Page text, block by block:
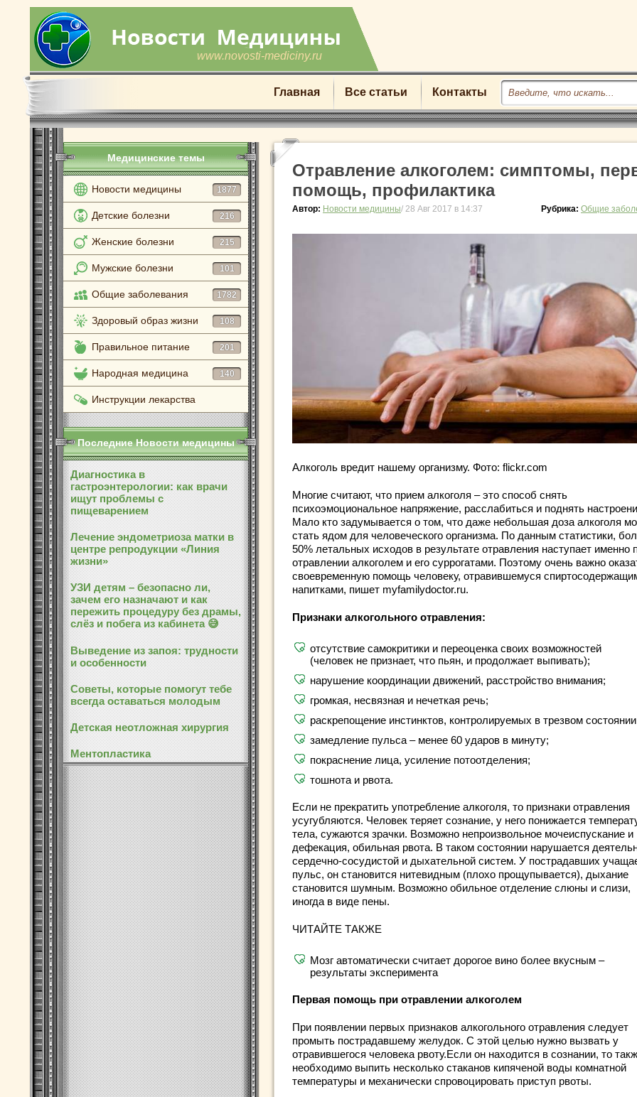
www.novosti-mediciny.ru
Главная Все статьи Контакты
Медицинские темы
Новости медицины 1877
Детские болезни 216
Женские болезни 215
Мужские болезни 101
Общие заболевания 1782
Здоровый образ жизни 108
Правильное питание 201
Народная медицина 140
Инструкции лекарства
Последние Новости медицины
Диагностика в
гастроэнтерологии: как врачи
ищут проблемы с
пищеварением
Лечение эндометриоза матки в
центре репродукции «Линия
жизни»
УЗИ детям – безопасно ли,
зачем его назначают и как
пережить процедуру без драмы,
слёз и побега из кабинета 😅
Выведение из запоя: трудности
и особенности
Советы, которые помогут тебе
всегда оставаться молодым
Детская неотложная хирургия
Ментопластика
Отравление алкоголем: симптомы,
помощь, профилактика
Автор: Новости медицины/ 28 Авг 2017 в 14:37 Рубрика: Общие
Алкоголь вредит нашему организму. Фото: flickr.com
Многие считают, что прием алкоголя – это способ снять
психоэмоциональное напряжение, расслабиться и поднять
Мало кто задумывается о том, что даже небольшая доза алкоголя
стать ядом для человеческого организма. По данным статистики,
50% летальных исходов в результате отравления наступает именно
отравлении алкоголем и его суррогатами. Поэтому очень важно
своевременную помощь человеку, отравившемуся
напитками, пишет myfamilydoctor.ru.
Признаки алкогольного отравления:
отсутствие самокритики и переоценка своих возможностей
(человек не признает, что пьян, и продолжает выпивать);
нарушение координации движений, расстройство внимания;
громкая, несвязная и нечеткая речь;
раскрепощение инстинктов, контролируемых в трезвом
замедление пульса – менее 60 ударов в минуту;
покраснение лица, усиление потоотделения;
тошнота и рвота.
Если не прекратить употребление алкоголя, то признаки отравления
усугубляются. Человек теряет сознание, у него понижается
тела, сужаются зрачки. Возможно непроизвольное мочеиспускание и
дефекация, обильная рвота. В таком состоянии нарушается
сердечно-сосудистой и дыхательной систем. У пострадавших
пульс, он становится нитевидным (плохо прощупывается), дыхание
становится шумным. Возможно обильное отделение слюны и слизи,
иногда в виде пены.
ЧИТАЙТЕ ТАКЖЕ
Мозг автоматически считает дорогое вино более вкусным –
результаты эксперимента
Первая помощь при отравлении алкоголем
При появлении первых признаков алкогольного отравления следует
промыть пострадавшему желудок. С этой целью нужно вызвать у
отравившегося человека рвоту.Если он находится в сознании, то
необходимо выпить несколько стаканов кипяченой воды комнатной
температуры и механически спровоцировать приступ рвоты.